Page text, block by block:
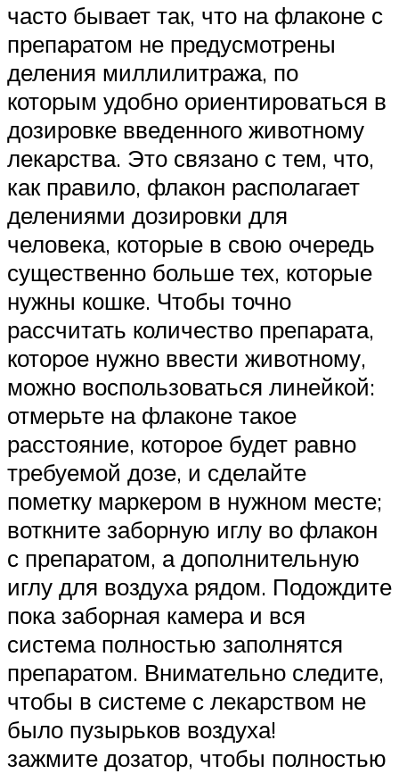
часто бывает так, что на флаконе с
препаратом не предусмотрены
деления миллилитража, по
которым удобно ориентироваться в
дозировке введенного животному
лекарства. Это связано с тем, что,
как правило, флакон располагает
делениями дозировки для
человека, которые в свою очередь
существенно больше тех, которые
нужны кошке. Чтобы точно
рассчитать количество препарата,
которое нужно ввести животному,
можно воспользоваться линейкой:
отмерьте на флаконе такое
расстояние, которое будет равно
требуемой дозе, и сделайте
пометку маркером в нужном месте;
воткните заборную иглу во флакон
с препаратом, а дополнительную
иглу для воздуха рядом. Подождите
пока заборная камера и вся
система полностью заполнятся
препаратом. Внимательно следите,
чтобы в системе с лекарством не
было пузырьков воздуха!
зажмите дозатор, чтобы полностью